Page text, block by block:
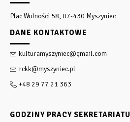
Plac Wolności 58, 07-430 Myszyniec
DANE KONTAKTOWE
kulturamyszyniec@gmail.com
rckk@myszyniec.pl
+48 29 77 21 363
GODZINY PRACY SEKRETARIATU